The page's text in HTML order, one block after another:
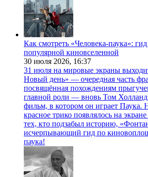
Как смотреть «Человека-паука»:
популярной киновселенной
30 июля 2026, 16:37
31 июля на мировые экраны
Новый день» — очередная часть
посвящённая похождениям
главной роли — вновь Том
фильм, в котором он играет Паука.
красное трико появлялось на
тех, кто подзабыл историю,
исчерпывающий гид по
паука!